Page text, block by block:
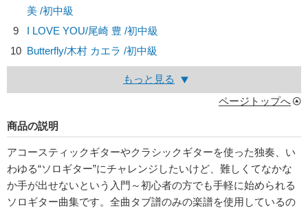
美 /初中級
9
I LOVE YOU/尾崎 豊 /初中級
10 Butterfly/木村 カエラ /初中級
もっと見る
ページトップへ
商品の説明
アコースティックギターやクラシックギターを使った独奏、い
わゆる“ソロギター”にチャレンジしたいけど、難しくてなかな
か手が出せないという入門～初心者の方でも手軽に始められる
ソロギター曲集です。全曲タブ譜のみの楽譜を使用しているの